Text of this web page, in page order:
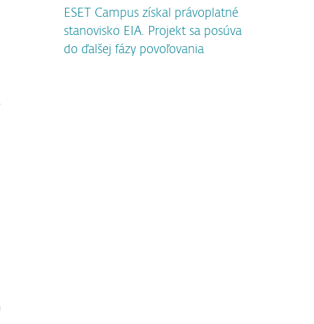
ESET Campus získal právoplatné
stanovisko EIA. Projekt sa posúva
do ďalšej fázy povoľovania